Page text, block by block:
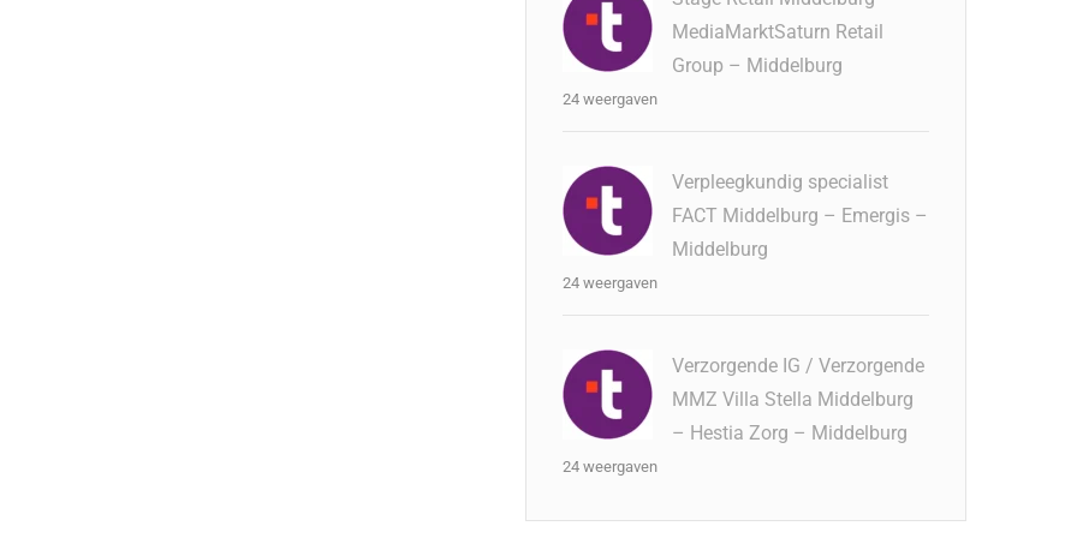
MediaMarktSaturn Retail
Group – Middelburg
24 weergaven
Verpleegkundig specialist
FACT Middelburg – Emergis –
Middelburg
24 weergaven
Verzorgende IG / Verzorgende
MMZ Villa Stella Middelburg
– Hestia Zorg – Middelburg
24 weergaven